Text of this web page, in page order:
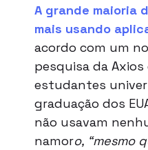
A grande maioria
mais usando
acordo com um
pesquisa da Axios
estudantes
graduação dos
não usavam
namoro, “mesmo